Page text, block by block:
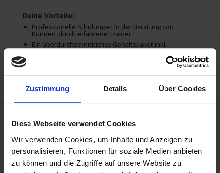
Zustimmung Details Über Cookies
Diese Webseite verwendet Cookies
Wir verwenden Cookies, um Inhalte und Anzeigen zu
personalisieren, Funktionen für soziale Medien anbieten
zu können und die Zugriffe auf unsere Website zu
Deine Vorteile:
Professionelle Schulungen in der Beratung von
Kunden, durch erfahrene Trainer
Ein überdurchschnittliches Gehaltspaket inkl.
Incentives
Nutze den Moment und bewirb Dich jetzt!
Du kannst Dich sofort und auch ohne Lebenslauf (wenn Du
ihn nicht griffbereit hast) in dem Formular in dieser
Stellenanzeige bewerben.
Schreibe uns eine Mailjobs@jobs-ohne-ausbildung.de
oder – wenn Du nur 1 Minute Zeit hast – bewirb Dich auf
WhatsApp unter: 0800/4007766